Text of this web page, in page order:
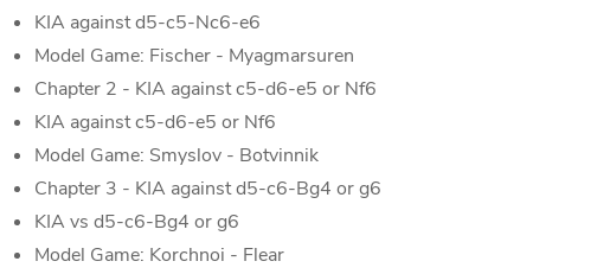
KIA against d5-c5-Nc6-e6
Model Game: Fischer - Myagmarsuren
Chapter 2 - KIA against c5-d6-e5 or Nf6
KIA against c5-d6-e5 or Nf6
Model Game: Smyslov - Botvinnik
Chapter 3 - KIA against d5-c6-Bg4 or g6
KIA vs d5-c6-Bg4 or g6
Model Game: Korchnoi - Flear